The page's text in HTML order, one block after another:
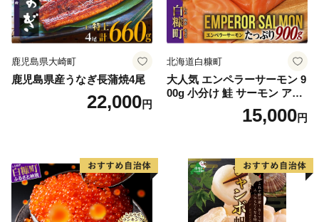
鹿児島県大崎町
鹿児島県産うなぎ長蒲焼4尾
22,000円
北海道白糠町
大人気 エンペラーサーモン 9
00g 小分け 鮭 サーモン アト
ランティックサーモン 水産
庁長官賞 受賞 さけ シャケ し
満足 美味しい 贈答 生食用 刺
身 お刺身 刺し身 魚介類 海鮮
冷凍 厚切り 薄切り ふるさと
納税 ふるさとチョイス チョ
イス 北海道 白糠町
15,000円